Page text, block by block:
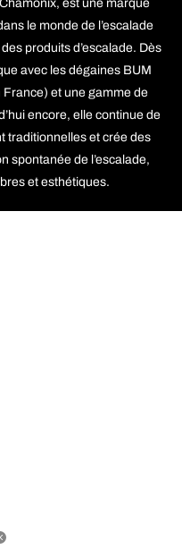
est une marque
le monde de l’escalade
produits d’escalade. Dès
avec les dégaines BUM
et une gamme de
encore, elle continue de
traditionnelles et crée des
spontanée de l’escalade,
et esthétiques.